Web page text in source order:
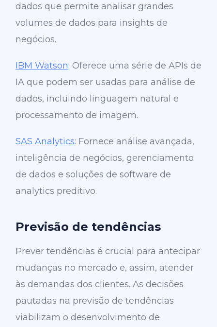
dados que permite analisar grandes
volumes de dados para insights de
negócios.
IBM Watson: Oferece uma série de APIs de
IA que podem ser usadas para análise de
dados, incluindo linguagem natural e
processamento de imagem.
SAS Analytics: Fornece análise avançada,
inteligência de negócios, gerenciamento
de dados e soluções de software de
analytics preditivo.
Previsão de tendências
Prever tendências é crucial para antecipar
mudanças no mercado e, assim, atender
às demandas dos clientes. As decisões
pautadas na previsão de tendências
viabilizam o desenvolvimento de